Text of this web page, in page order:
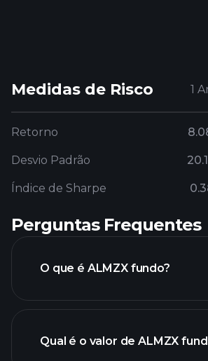
Medidas de Risco 1
Retorno
Desvio Padrão
Índice de Sharpe
Perguntas Frequentes
O que é ALMZX fundo?
Qual é o valor de ALMZX